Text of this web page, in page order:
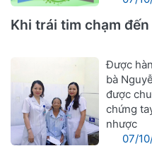
Khi trái tim chạm
Được
bà
được
chứng
nhược
07/